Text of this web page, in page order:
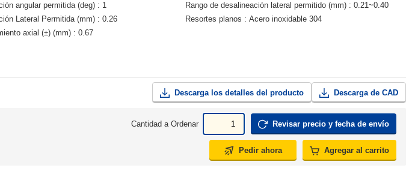
angular permitida (deg)
1 Rango de desalineación lateral permitido (mm)
0.21~0.40
Lateral Permitida (mm)
0.26 Resortes planos
Acero inoxidable 304
axial (±) (mm)
0.67
Descarga los detalles del producto Descarga de CAD
Cantidad a Ordenar Revisar precio y fecha de envío
Pedir ahora Agregar al carrito